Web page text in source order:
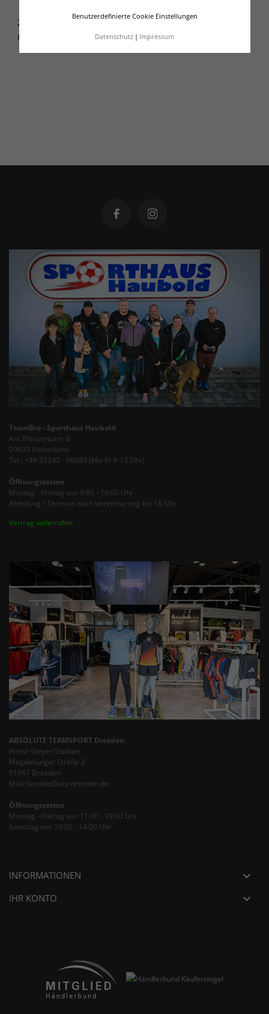
Benutzerdefinierte Cookie Einstellungen
Datenschutz Impressum
Zwönitzer HSV Tasse
Inkl. Logo
TeamBro - Sporthaus Haubold
Am Wasserturm 6
09603 Siebenlehn
Tel.: +49 35242 - 66683 (Mo-Fr 9-13 Uhr)
Öffnungszeiten
Montag - Freitag von 9:00 - 16:00 Uhr
Abholung / Termine nach Vereinbarung bis 18 Uhr
Vertrag widerrufen
ABSOLUTE TEAMSPORT Dresden
Heinz-Steyer-Stadion
Magdeburger Straße 2
01067 Dresden
Mail: kontakt@ats-dresden.de
Öffnungszeiten
Montag - Freitag von 11:00 - 19:00 Uhr
Samstag von 10:00 - 14:00 Uhr
INFORMATIONEN 
IHR KONTO 